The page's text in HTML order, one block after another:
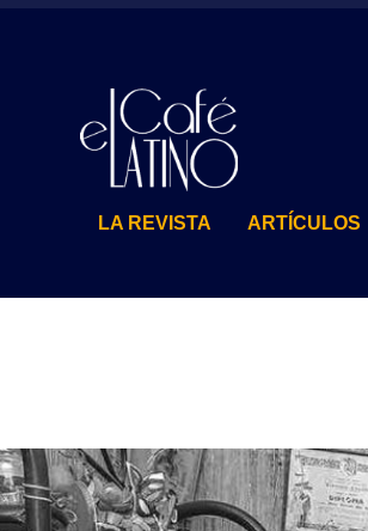
LA REVISTA ARTÍCULOS